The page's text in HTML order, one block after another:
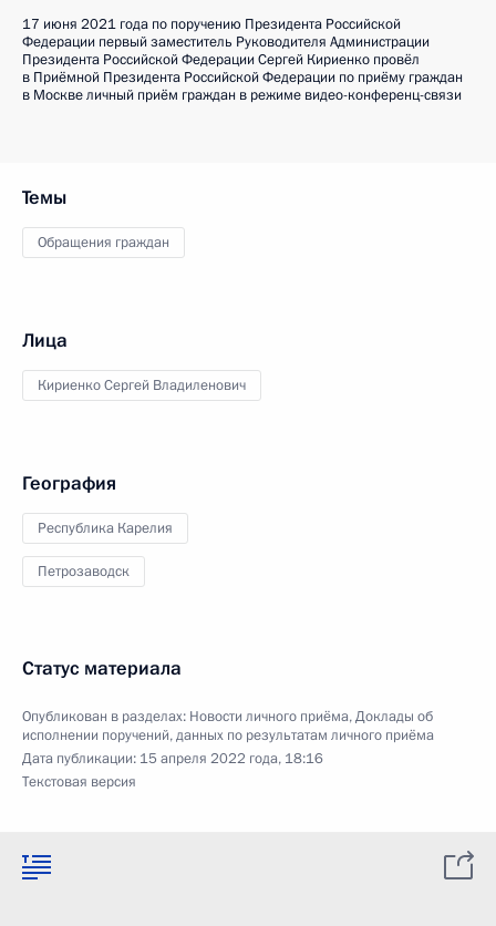
17 июня 2021 года по поручению Президента Российской
Федерации первый заместитель Руководителя Администрации
Президента Российской Федерации Сергей Кириенко провёл
в Приёмной Президента Российской Федерации по приёму граждан
в Москве личный приём граждан в режиме видео-конференц-связи
Темы
Обращения граждан
Лица
Кириенко Сергей Владиленович
География
Республика Карелия
Петрозаводск
Статус материала
Опубликован в разделах: Новости личного приёма,Доклады об
исполнении поручений, данных по результатам личного приёма
Дата публикации: 15 апреля 2022 года, 18:16
Текстовая версия